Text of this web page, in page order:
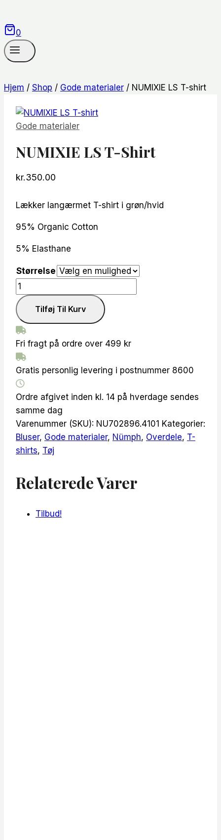
0
Hjem / Shop / Gode materialer / NUMIXIE LS T-shirt
Gode materialer
NUMIXIE LS T-Shirt
kr.350.00
Lækker langærmet T-shirt i grøn/hvid
95% Organic Cotton
5% Elasthane
Størrelse
NUMIXIE
LS
T-
shirt
antal
Tilføj Til Kurv
Fri fragt på ordre over 499 kr
Gratis personlig levering i postnummer 8600
Ordre afgivet inden kl. 14 på hverdage sendes
samme dag
Varenummer (SKU): NU702896.4101 Kategorier:
Bluser, Gode materialer, Nümph, Overdele, T-
shirts, Tøj
Relaterede Varer
Tilbud!